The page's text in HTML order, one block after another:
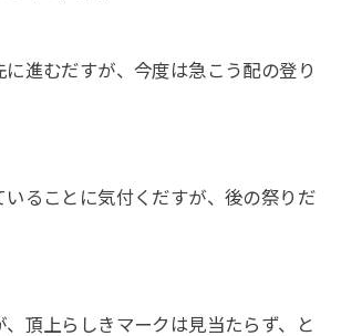
に進むだすが、今度は急こう配の登り
いることに気付くだすが、後の祭りだ
頂上らしきマークは見当たらず、と